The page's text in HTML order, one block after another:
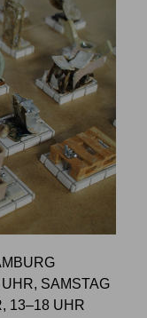
SAMSTAG
13–18 UHR